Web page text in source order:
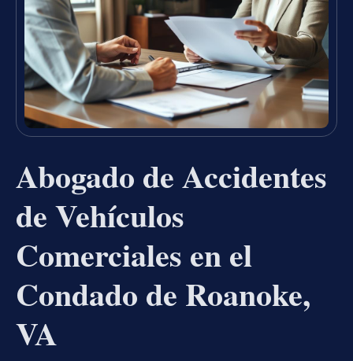
Abogado de Accidentes
de Vehículos
Comerciales en el
Condado de Roanoke,
VA